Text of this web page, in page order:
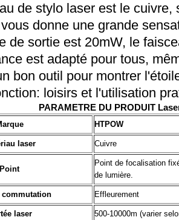
de stylo laser est le cuivre,
donne une grande
de sortie est 20mW, le
est adapté pour tous,
bon outil pour montrer
loisirs et l'utilisation
PARAMETRE DU PRODUIT
HTPOW
laser Cuivre
Point
Point de focalisation
de lumière.
commutation Effleurement
laser 500-10000m (varier